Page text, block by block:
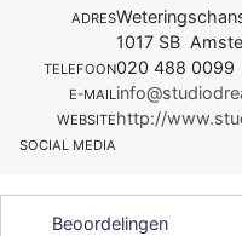
ADRES
1017 SB
TELEFOON020 488 0099
E-MAIL
WEBSITEhttp://
SOCIAL MEDIA
Beoordelingen